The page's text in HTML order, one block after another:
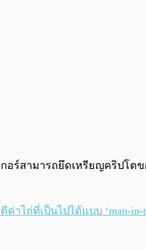
ร์สามารถยึดเหรียญคริปโตข
ค่าไถ่ที่เป็นไปได้แบบ ‘man-in-